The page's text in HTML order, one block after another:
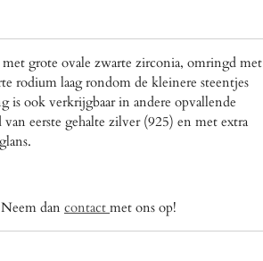
grote ovale zwarte zirconia, omringd met
rodium laag rondom de kleinere steentjes
is ook verkrijgbaar in andere opvallende
eerste gehalte zilver (925) en met extra
dan contact met ons op!